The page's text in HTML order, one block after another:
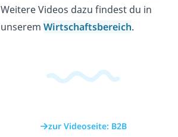
Weitere Videos dazu findest du in
unserem Wirtschaftsbereich.
zur Videoseite: B2B